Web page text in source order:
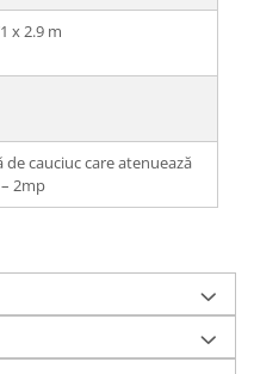
x 2.9 m
de cauciuc care atenuează
2mp